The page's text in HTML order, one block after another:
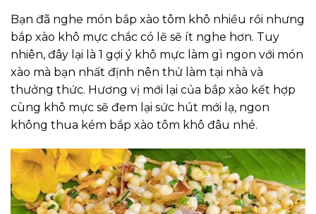
Bạn đã nghe món bắp xào tôm khô nhiều rồi nhưng
bắp xào khô mực chắc có lẽ sẽ ít nghe hơn. Tuy
nhiên, đây lại là 1 gợi ý khô mực làm gì ngon với món
xào mà bạn nhất định nên thử làm tại nhà và
thưởng thức. Hương vị mới lại của bắp xào kết hợp
cùng khô mực sẽ đem lại sức hút mới lạ, ngon
không thua kém bắp xào tôm khô đâu nhé.